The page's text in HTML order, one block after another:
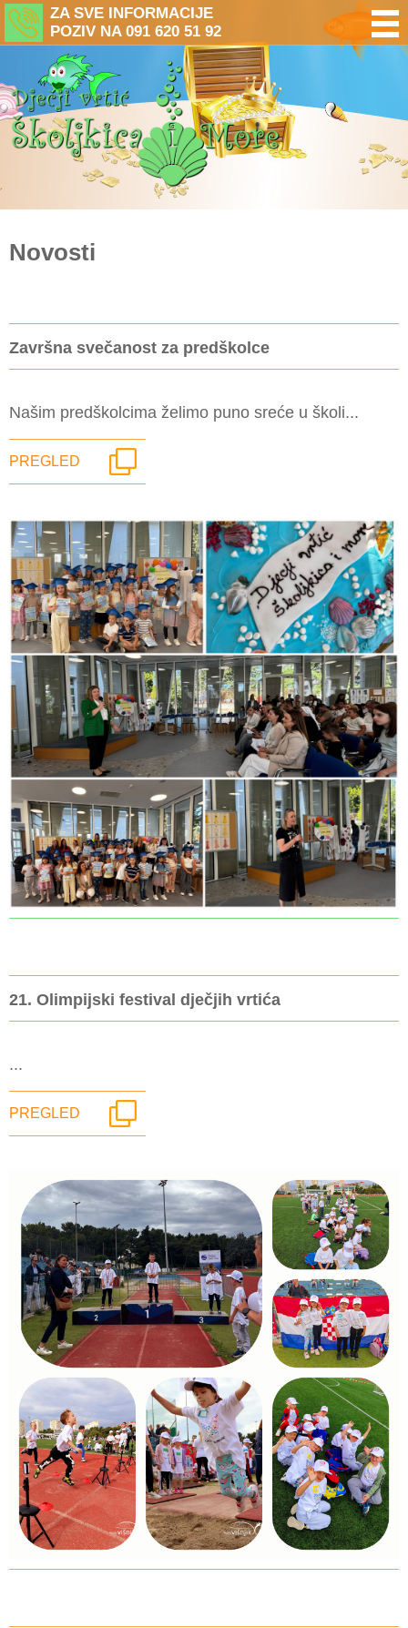
ZA SVE INFORMACIJE
POZIV NA 091 620 51 92
Novosti
Završna svečanost za predškolce
Našim predškolcima želimo puno sreće u školi...
PREGLED
21. Olimpijski festival dječjih vrtića
...
PREGLED